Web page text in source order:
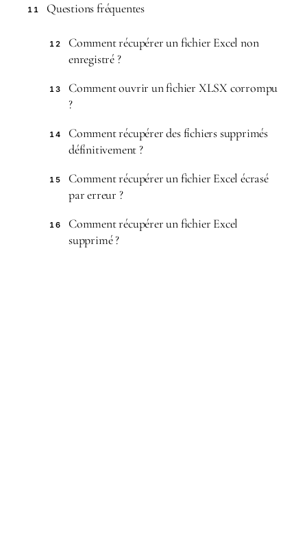
11 Questions fréquentes
12
Comment récupérer un fichier Excel non
enregistré ?
13
Comment ouvrir un fichier XLSX corrompu
?
14
Comment récupérer des fichiers supprimés
définitivement ?
15
Comment récupérer un fichier Excel écrasé
par erreur ?
16
Comment récupérer un fichier Excel
supprimé ?